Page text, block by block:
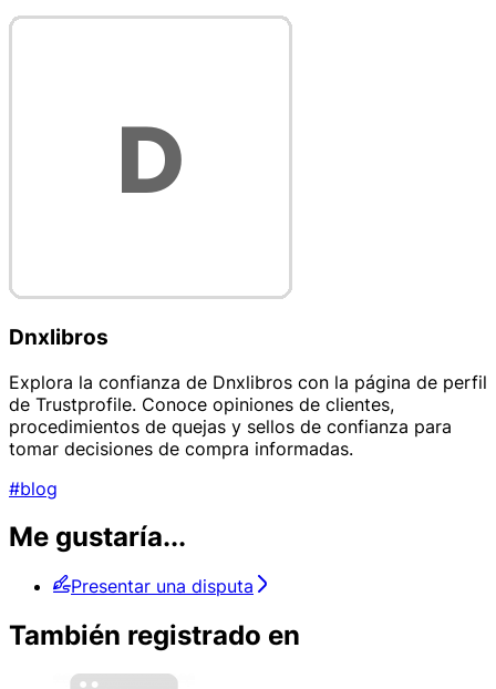
Dnxlibros
Explora la confianza de Dnxlibros con la página de perfil
de Trustprofile. Conoce opiniones de clientes,
procedimientos de quejas y sellos de confianza para
tomar decisiones de compra informadas.
#blog
Me gustaría...
Presentar una disputa
También registrado en